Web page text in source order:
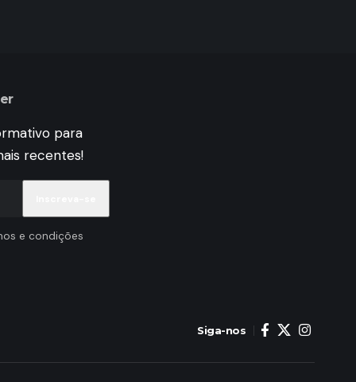
para
recentes!
e condições
Siga-nos